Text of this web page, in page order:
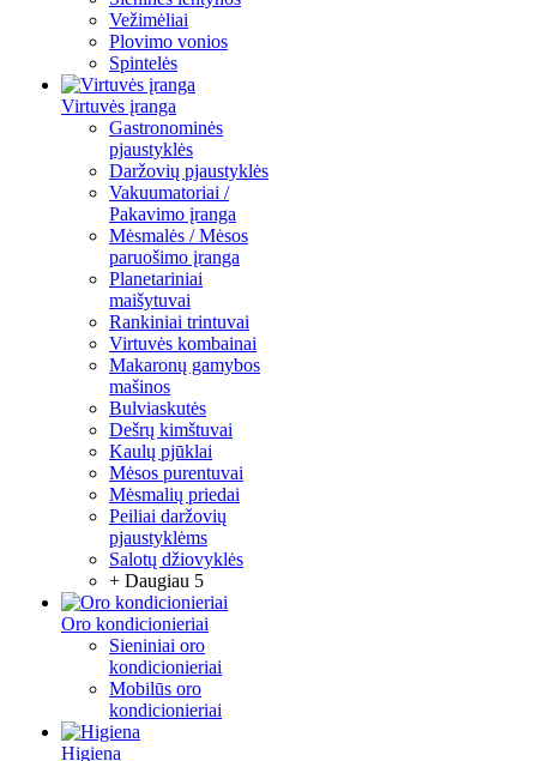
Vežimėliai
Plovimo vonios
Spintelės
Virtuvės įranga
Gastronominės
pjaustyklės
Daržovių pjaustyklės
Vakuumatoriai /
Pakavimo įranga
Mėsmalės / Mėsos
paruošimo įranga
Planetariniai
maišytuvai
Rankiniai trintuvai
Virtuvės kombainai
Makaronų gamybos
mašinos
Bulviaskutės
Dešrų kimštuvai
Kaulų pjūklai
Mėsos purentuvai
Mėsmalių priedai
Peiliai daržovių
pjaustyklėms
Salotų džiovyklės
+ Daugiau 5
Oro kondicionieriai
Sieniniai oro
kondicionieriai
Mobilūs oro
kondicionieriai
Higiena